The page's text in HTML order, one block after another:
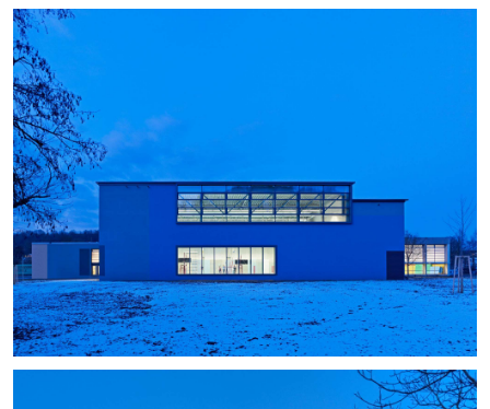
+ + +